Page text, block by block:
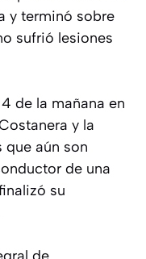
y terminó sobre
sufrió lesiones
de la mañana en
y la
que aún son
de una
su